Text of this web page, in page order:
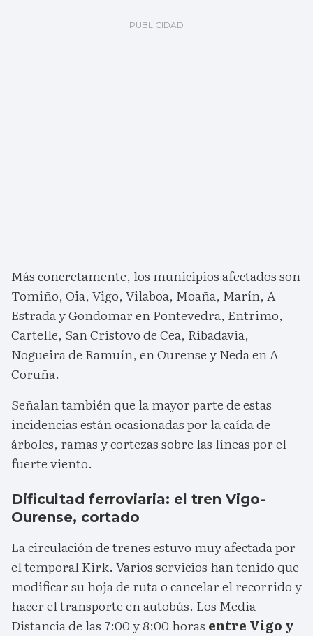
Más concretamente, los municipios afectados son
Tomiño, Oia, Vigo, Vilaboa, Moaña, Marín, A
Estrada y Gondomar en Pontevedra, Entrimo,
Cartelle, San Cristovo de Cea, Ribadavia,
Nogueira de Ramuín, en Ourense y Neda en A
Coruña.
Señalan también que la mayor parte de estas
incidencias están ocasionadas por la caída de
árboles, ramas y cortezas sobre las líneas por el
fuerte viento.
Dificultad ferroviaria: el tren Vigo-
Ourense, cortado
La circulación de trenes estuvo muy afectada por
el temporal Kirk. Varios servicios han tenido que
modificar su hoja de ruta o cancelar el recorrido y
hacer el transporte en autobús. Los Media
Distancia de las 7:00 y 8:00 horas entre Vigo y